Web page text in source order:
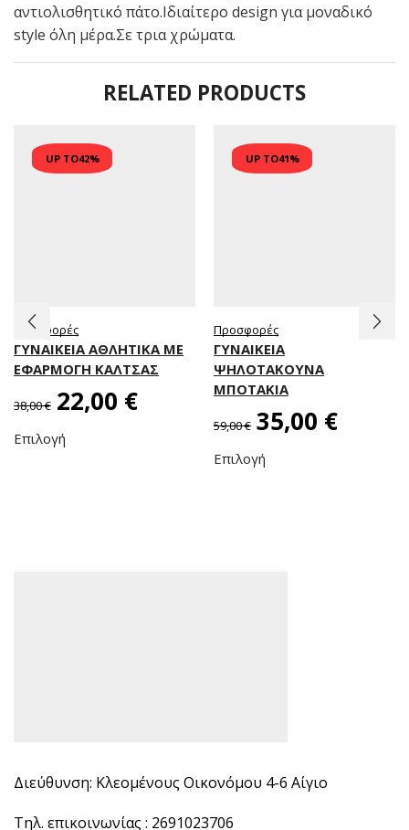
αντιολισθητικό πάτο.Ιδιαίτερο design για μοναδικό
style όλη μέρα.Σε τρια χρώματα.
RELATED PRODUCTS
UP TO42%
Προσφορές
ΓΥΝΑΙΚΕΙΑ ΑΘΛΗΤΙΚΑ ΜΕ
ΕΦΑΡΜΟΓΗ ΚΑΛΤΣΑΣ
38,00€ 22,00 €
Επιλογή
UP TO41%
Προσφορές
ΓΥΝΑΙΚΕΊΑ
ΨΗΛΟΤΆΚΟΥΝΑ
ΜΠΟΤΆΚΙΑ
59,00€ 35,00 €
Επιλογή
Διεύθυνση: Κλεομένους Οικονόμου 4-6 Αίγιο
Τηλ. επικοινωνίας : 2691023706